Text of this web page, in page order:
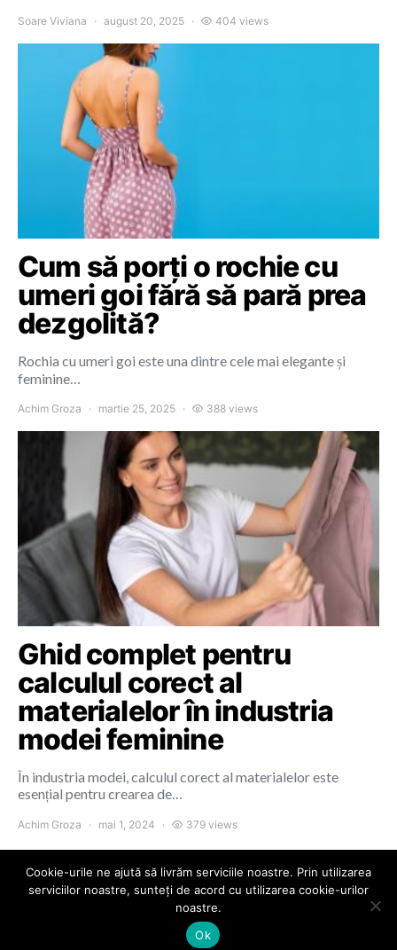
Soare Viviana august 20, 2025 404 views
Cum să porți o rochie cu
umeri goi fără să pară prea
dezgolită?
Rochia cu umeri goi este una dintre cele mai elegante și
feminine…
Achim Groza martie 25, 2025 388 views
Ghid complet pentru
calculul corect al
materialelor în industria
modei feminine
În industria modei, calculul corect al materialelor este
esențial pentru crearea de…
Achim Groza mai 1, 2024 379 views
Colours of Cluj
Cookie-urile ne ajută să livrăm serviciile noastre. Prin utilizarea
serviciilor noastre, sunteți de acord cu utilizarea cookie-urilor
noastre.
Ok